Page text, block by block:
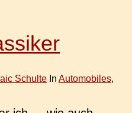
Schulte In Automobiles,